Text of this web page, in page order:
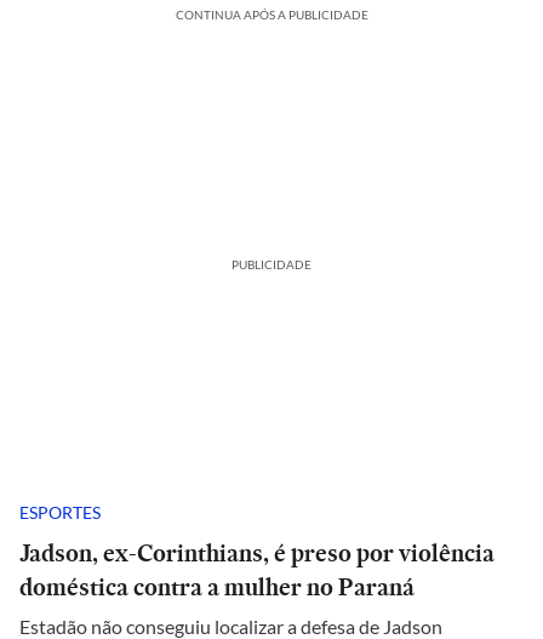
CONTINUA APÓS A PUBLICIDADE
PUBLICIDADE
ESPORTES
Jadson, ex-Corinthians, é preso por violência
doméstica contra a mulher no Paraná
Estadão não conseguiu localizar a defesa de Jadson